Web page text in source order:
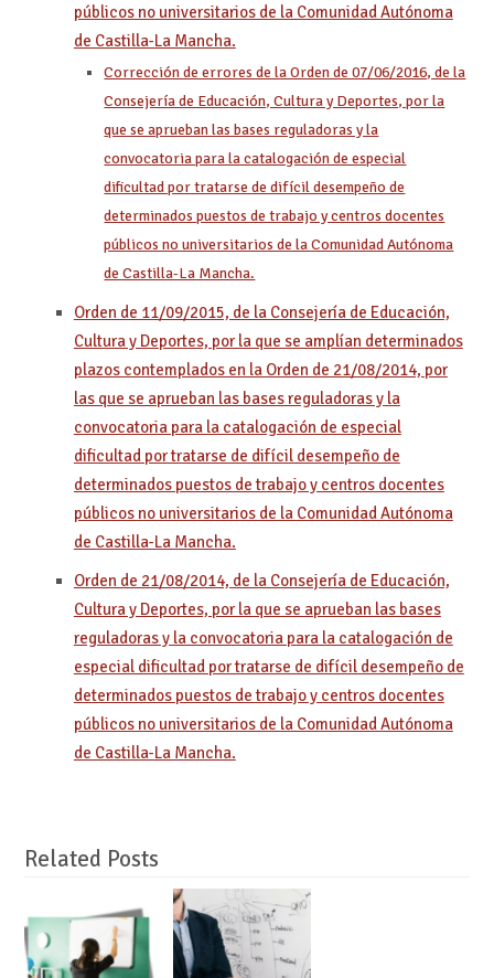
públicos no universitarios de la Comunidad Autónoma
de Castilla-La Mancha.
Corrección de errores de la Orden de 07/06/2016, de la
Consejería de Educación, Cultura y Deportes, por la
que se aprueban las bases reguladoras y la
convocatoria para la catalogación de especial
dificultad por tratarse de difícil desempeño de
determinados puestos de trabajo y centros docentes
públicos no universitarios de la Comunidad Autónoma
de Castilla-La Mancha.
Orden de 11/09/2015, de la Consejería de Educación,
Cultura y Deportes, por la que se amplían determinados
plazos contemplados en la Orden de 21/08/2014, por
las que se aprueban las bases reguladoras y la
convocatoria para la catalogación de especial
dificultad por tratarse de difícil desempeño de
determinados puestos de trabajo y centros docentes
públicos no universitarios de la Comunidad Autónoma
de Castilla-La Mancha.
Orden de 21/08/2014, de la Consejería de Educación,
Cultura y Deportes, por la que se aprueban las bases
reguladoras y la convocatoria para la catalogación de
especial dificultad por tratarse de difícil desempeño de
determinados puestos de trabajo y centros docentes
públicos no universitarios de la Comunidad Autónoma
de Castilla-La Mancha.
Related Posts